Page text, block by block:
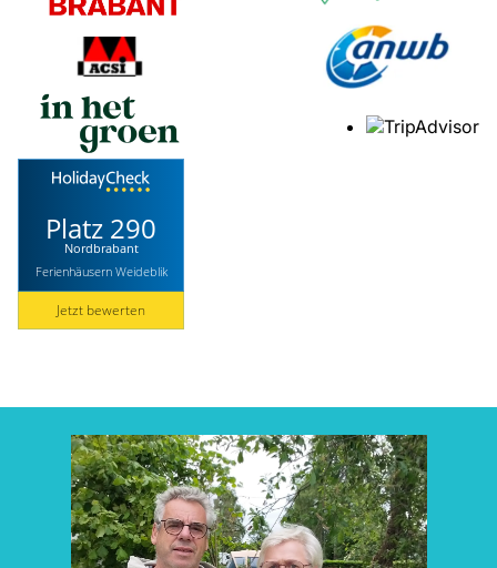
Platz 290
Nordbrabant
Ferienhäusern Weideblik
Jetzt bewerten